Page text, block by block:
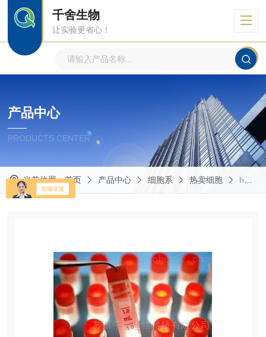
千舍生物
让实验更省心！
产品中心
PRODUCTS CENTER
当前位置：首页 产品中心 细胞系 热卖细胞 hFOB 1.19hFOB 1.19人SV40转染成骨细胞 （通过STR）